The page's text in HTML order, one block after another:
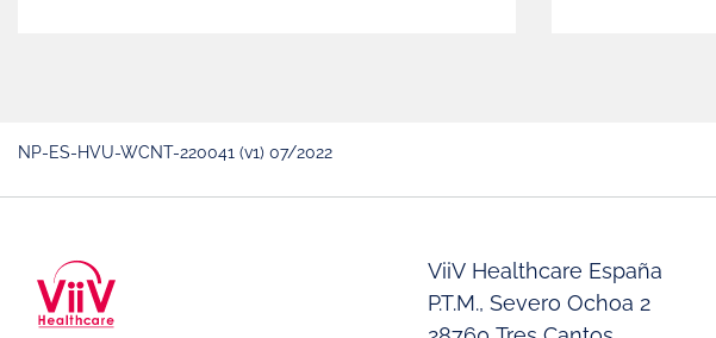
NP-ES-HVU-WCNT-220041 (v1) 07/2022
ViiV Healthcare España
P.T.M., Severo Ochoa 2